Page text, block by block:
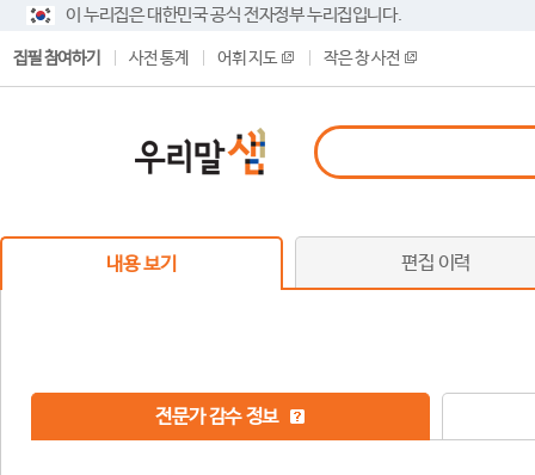
이 누리집은 대한민국 공식 전자정부 누리집입니다.
집필 참여하기 사전 통계 어휘 지도 작은 창 사전
내용 보기 편집 이력
전문가 감수 정보